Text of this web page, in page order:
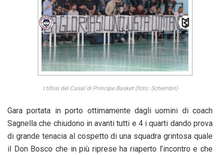
I tifosi del Casal di Principe Basket (foto: Schembri)
Gara portata in porto ottimamente dagli uomini di coach
Sagnella che chiudono in avanti tutti e 4 i quarti dando prova
di grande tenacia al cospetto di una squadra grintosa quale
il Don Bosco che in più riprese ha riaperto l’incontro e che